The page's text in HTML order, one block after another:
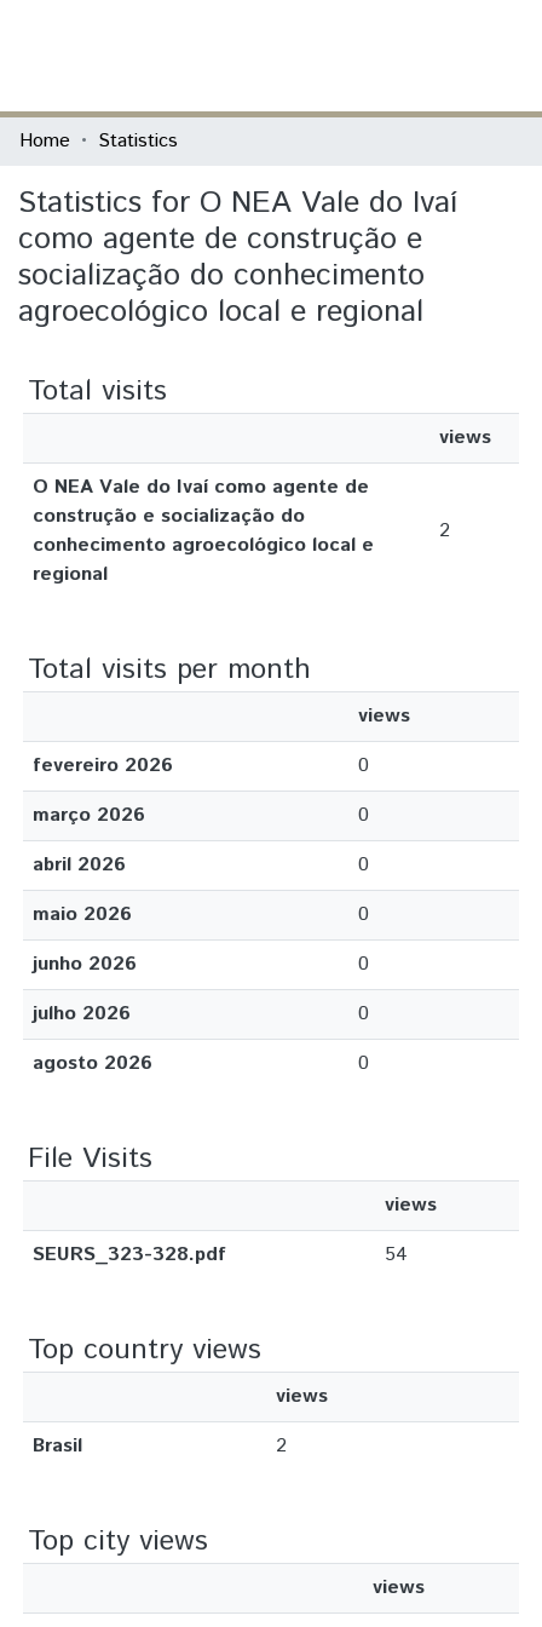
Communities & Collections
All of DSpace
Home Statistics
Statistics for O NEA Vale do Ivaí
como agente de construção e
socialização do conhecimento
agroecológico local e regional
Total visits
views
O NEA Vale do Ivaí como agente de
construção e socialização do
conhecimento agroecológico local e
regional
2
Total visits per month
views
fevereiro 2026
0
março 2026
0
abril 2026
0
maio 2026
0
junho 2026
0
julho 2026
0
agosto 2026
0
File Visits
views
SEURS_323-328.pdf
54
Top country views
views
Brasil
2
Top city views
views